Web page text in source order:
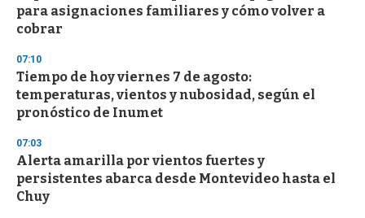
para asignaciones familiares y cómo volver a
cobrar
07:10
Tiempo de hoy viernes 7 de agosto:
temperaturas, vientos y nubosidad, según el
pronóstico de Inumet
07:03
Alerta amarilla por vientos fuertes y
persistentes abarca desde Montevideo hasta el
Chuy